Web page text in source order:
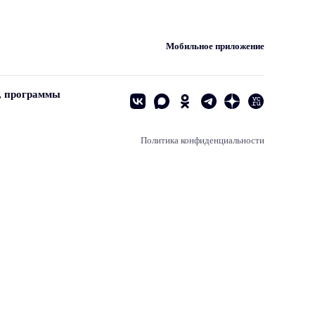
Мобильное приложение
программы
Политика конфиденциальности